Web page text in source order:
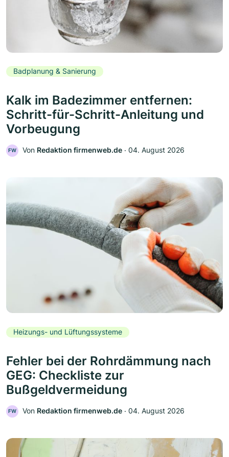
Badplanung & Sanierung
Kalk im Badezimmer entfernen:
Schritt-für-Schritt-Anleitung und
Vorbeugung
FW Von Redaktion firmenweb.de ‧ 04. August 2026
Heizungs- und Lüftungssysteme
Fehler bei der Rohrdämmung nach
GEG: Checkliste zur
Bußgeldvermeidung
FW Von Redaktion firmenweb.de ‧ 04. August 2026